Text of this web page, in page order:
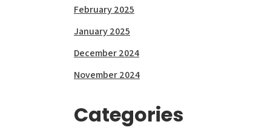
February 2025
January 2025
December 2024
November 2024
Categories